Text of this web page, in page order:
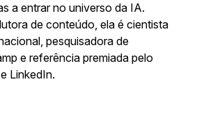
a entrar no universo da IA.
de conteúdo, ela é cientista
pesquisadora de
e referência premiada pelo
LinkedIn.